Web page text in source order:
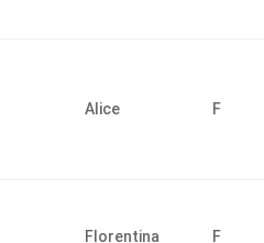
Alice F
Florentina F